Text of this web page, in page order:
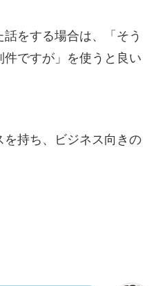
をする場合は、「そう
ですが」を使うと良い
を持ち、ビジネス向きの